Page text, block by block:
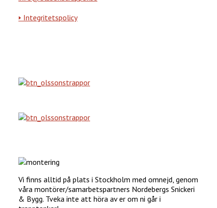
🢒 Integritetspolicy
Vi finns alltid på plats i Stockholm med omnejd, genom
våra montörer/samarbetspartners Nordebergs Snickeri
& Bygg. Tveka inte att höra av er om ni går i